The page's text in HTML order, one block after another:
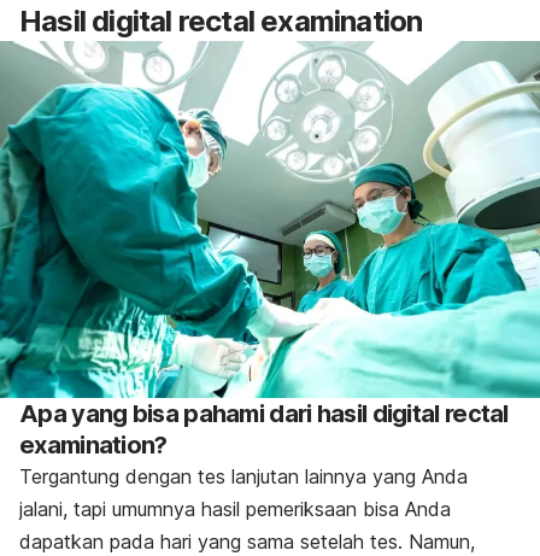
Hasil digital rectal examination
Apa yang bisa pahami dari hasil digital rectal
examination?
Tergantung dengan tes lanjutan lainnya yang Anda
jalani, tapi umumnya hasil pemeriksaan bisa Anda
dapatkan pada hari yang sama setelah tes. Namun,